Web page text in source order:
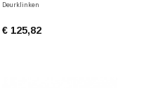
Deurklinken
€ 125,82